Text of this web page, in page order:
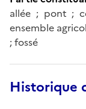
allée ; pont ;
ensemble
; fossé
Historique